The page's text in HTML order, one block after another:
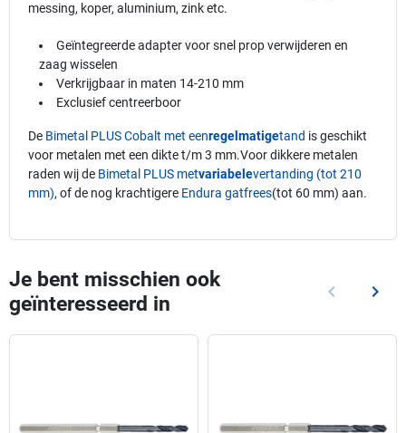
messing, koper, aluminium, zink etc.
Geïntegreerde adapter voor snel prop verwijderen en
zaag wisselen
Verkrijgbaar in maten 14-210 mm
Exclusief centreerboor
De Bimetal PLUS Cobalt met eenregelmatigetand is geschikt
voor metalen met een dikte t/m 3 mm.Voor dikkere metalen
raden wij de Bimetal PLUS metvariabelevertanding (tot 210
mm), of de nog krachtigere Endura gatfrees(tot 60 mm) aan.
Je bent misschien ook
geïnteresseerd in
Vorige
keyboard_arrow_left keyboard_arrow_right